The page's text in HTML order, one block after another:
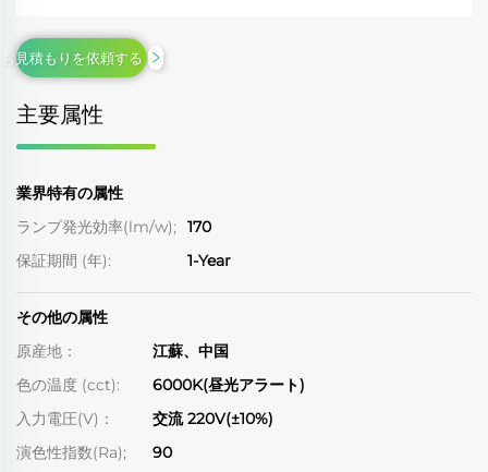
主要属性
業界特有の属性
ランプ発光効率(lm/w);
170
保証期間 (年):
1-Year
その他の属性
原産地：
江蘇、中国
色の温度 (cct):
6000K(昼光アラート)
入力電圧(V)：
交流 220V(±10%)
演色性指数(Ra);
90
お見積もりを依頼する